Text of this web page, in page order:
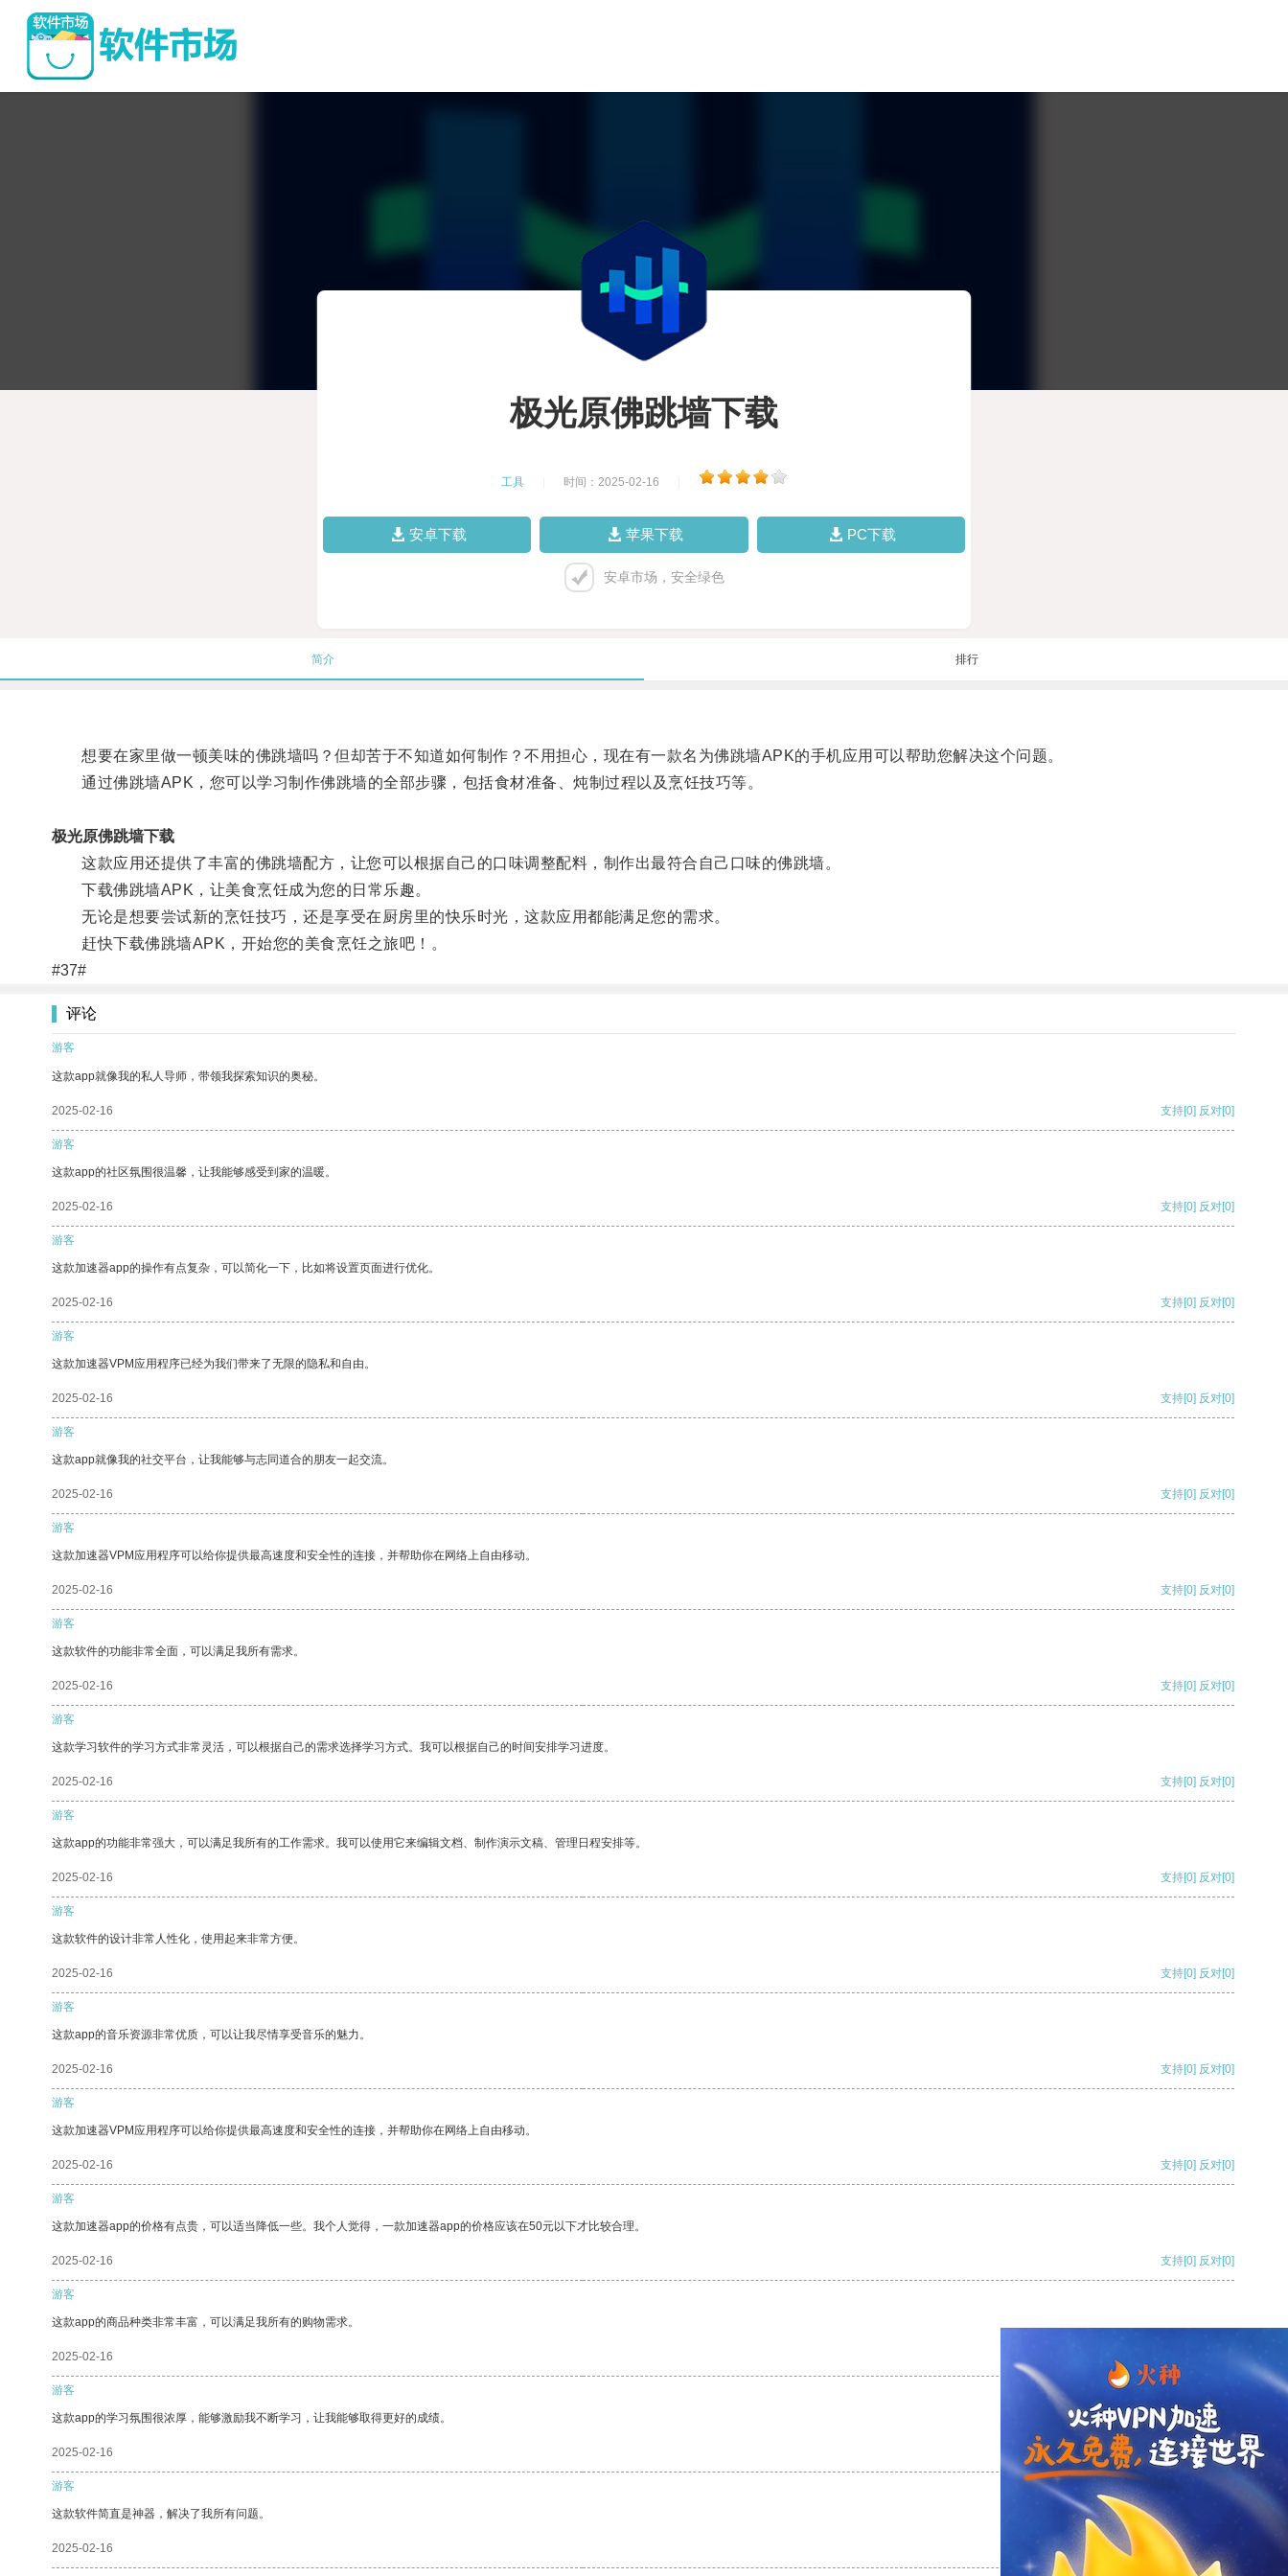
极光原佛跳墙下载
工具 时间：2025-02-16
安卓下载 苹果下载 PC下载
安卓市场，安全绿色
简介 排行
想要在家里做一顿美味的佛跳墙吗？但却苦于不知道如何制作？不用担心，现在有一款名为佛跳墙APK的手机应用可以帮助您解决这个问题。
通过佛跳墙APK，您可以学习制作佛跳墙的全部步骤，包括食材准备、炖制过程以及烹饪技巧等。
极光原佛跳墙下载
这款应用还提供了丰富的佛跳墙配方，让您可以根据自己的口味调整配料，制作出最符合自己口味的佛跳墙。
下载佛跳墙APK，让美食烹饪成为您的日常乐趣。
无论是想要尝试新的烹饪技巧，还是享受在厨房里的快乐时光，这款应用都能满足您的需求。
赶快下载佛跳墙APK，开始您的美食烹饪之旅吧！。
#37#
评论
游客
这款app就像我的私人导师，带领我探索知识的奥秘。
2025-02-16 支持[0] 反对[0]
游客
这款app的社区氛围很温馨，让我能够感受到家的温暖。
2025-02-16 支持[0] 反对[0]
游客
这款加速器app的操作有点复杂，可以简化一下，比如将设置页面进行优化。
2025-02-16 支持[0] 反对[0]
游客
这款加速器VPM应用程序已经为我们带来了无限的隐私和自由。
2025-02-16 支持[0] 反对[0]
游客
这款app就像我的社交平台，让我能够与志同道合的朋友一起交流。
2025-02-16 支持[0] 反对[0]
游客
这款加速器VPM应用程序可以给你提供最高速度和安全性的连接，并帮助你在网络上自由移动。
2025-02-16 支持[0] 反对[0]
游客
这款软件的功能非常全面，可以满足我所有需求。
2025-02-16 支持[0] 反对[0]
游客
这款学习软件的学习方式非常灵活，可以根据自己的需求选择学习方式。我可以根据自己的时间安排学习进度。
2025-02-16 支持[0] 反对[0]
游客
这款app的功能非常强大，可以满足我所有的工作需求。我可以使用它来编辑文档、制作演示文稿、管理日程安排等。
2025-02-16 支持[0] 反对[0]
游客
这款软件的设计非常人性化，使用起来非常方便。
2025-02-16 支持[0] 反对[0]
游客
这款app的音乐资源非常优质，可以让我尽情享受音乐的魅力。
2025-02-16 支持[0] 反对[0]
游客
这款加速器VPM应用程序可以给你提供最高速度和安全性的连接，并帮助你在网络上自由移动。
2025-02-16 支持[0] 反对[0]
游客
这款加速器app的价格有点贵，可以适当降低一些。我个人觉得，一款加速器app的价格应该在50元以下才比较合理。
2025-02-16 支持[0] 反对[0]
游客
这款app的商品种类非常丰富，可以满足我所有的购物需求。
2025-02-16
游客
这款app的学习氛围很浓厚，能够激励我不断学习，让我能够取得更好的成绩。
2025-02-16 支持 [0] 反对[0]
游客
这款软件简直是神器，解决了我所有问题。
2025-02-16 支持[0] 反对